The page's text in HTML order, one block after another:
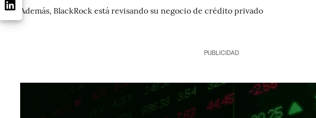
Además, BlackRock está revisando su negocio de crédito privado
PUBLICIDAD